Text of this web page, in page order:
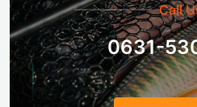
Call
0631-